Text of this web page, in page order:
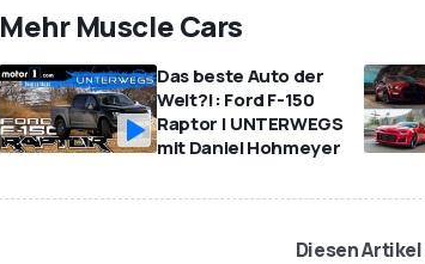
Mehr Muscle Cars
Das beste Auto der
Welt?!: Ford F-150
Raptor | UNTERWEGS
mit Daniel Hohmeyer
Diesen